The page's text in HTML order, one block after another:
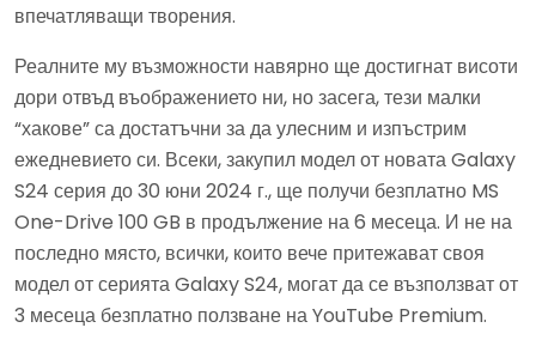
впечатляващи творения.
Реалните му възможности навярно ще достигнат висоти
дори отвъд въображението ни, но засега, тези малки
“хакове” са достатъчни за да улесним и изпъстрим
ежедневието си. Всеки, закупил модел от новата Galaxy
S24 серия до 30 юни 2024 г., ще получи безплатно MS
One-Drive 100 GB в продължение на 6 месеца. И не на
последно място, всички, които вече притежават своя
модел от серията Galaxy S24, могат да се възползват от
3 месеца безплатно ползване на YouTube Premium.